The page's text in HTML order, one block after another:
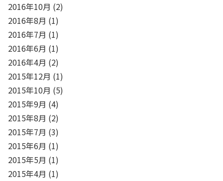
2016年10月 (2)
2016年8月 (1)
2016年7月 (1)
2016年6月 (1)
2016年4月 (2)
2015年12月 (1)
2015年10月 (5)
2015年9月 (4)
2015年8月 (2)
2015年7月 (3)
2015年6月 (1)
2015年5月 (1)
2015年4月 (1)